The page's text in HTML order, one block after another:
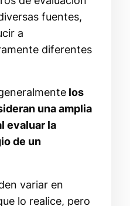
fuentes,
a
diferentes
los
una amplia
evaluar la
de un
variar en
lo realice, pero